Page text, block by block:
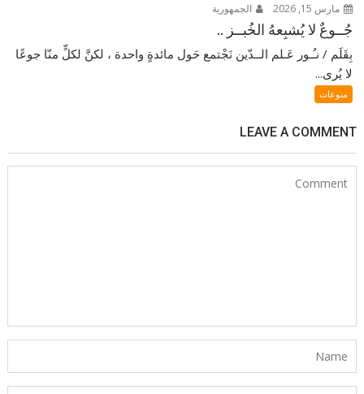
مارس 15, 2026 الجمهورية
جُــوعٌ لا يُشبِعهُ الخُبــز ..
بِقَلَم / نـُـور عَـلم الــدّين نَجْتمع حَول مائدةٍ واحدة ، لكنَّ لكلٍّ منّا جوعًا
لا يُرى...
منوعات
LEAVE A COMMENT